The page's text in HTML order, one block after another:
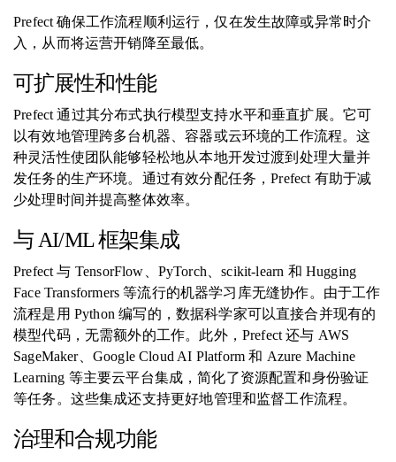
Prefect 确保工作流程顺利运行，仅在发生故障或异常时介
入，从而将运营开销降至最低。
可扩展性和性能
Prefect 通过其分布式执行模型支持水平和垂直扩展。它可
以有效地管理跨多台机器、容器或云环境的工作流程。这
种灵活性使团队能够轻松地从本地开发过渡到处理大量并
发任务的生产环境。通过有效分配任务，Prefect 有助于减
少处理时间并提高整体效率。
与 AI/ML 框架集成
Prefect 与 TensorFlow、PyTorch、scikit-learn 和 Hugging
Face Transformers 等流行的机器学习库无缝协作。由于工作
流程是用 Python 编写的，数据科学家可以直接合并现有的
模型代码，无需额外的工作。此外，Prefect 还与 AWS
SageMaker、Google Cloud AI Platform 和 Azure Machine
Learning 等主要云平台集成，简化了资源配置和身份验证
等任务。这些集成还支持更好地管理和监督工作流程。
治理和合规功能